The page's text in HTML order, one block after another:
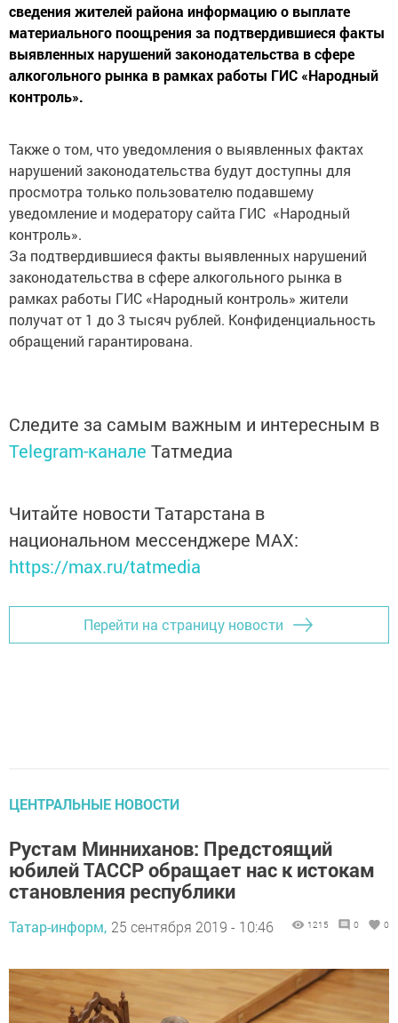
сведения жителей района информацию о выплате
материального поощрения за подтвердившиеся факты
выявленных нарушений законодательства в сфере
алкогольного рынка в рамках работы ГИС «Народный
контроль».
Также о том, что уведомления о выявленных фактах
нарушений законодательства будут доступны для
просмотра только пользователю подавшему
уведомление и модератору сайта ГИС «Народный
контроль».
За подтвердившиеся факты выявленных нарушений
законодательства в сфере алкогольного рынка в
рамках работы ГИС «Народный контроль» жители
получат от 1 до 3 тысяч рублей. Конфиденциальность
обращений гарантирована.
Следите за самым важным и интересным в
Telegram-канале Татмедиа
Читайте новости Татарстана в
национальном мессенджере MАХ:
https://max.ru/tatmedia
Перейти на страницу новости
ЦЕНТРАЛЬНЫЕ НОВОСТИ
Рустам Минниханов: Предстоящий
юбилей ТАССР обращает нас к истокам
становления республики
Татар-информ, 25 сентября 2019 - 10:46 1215 0 0